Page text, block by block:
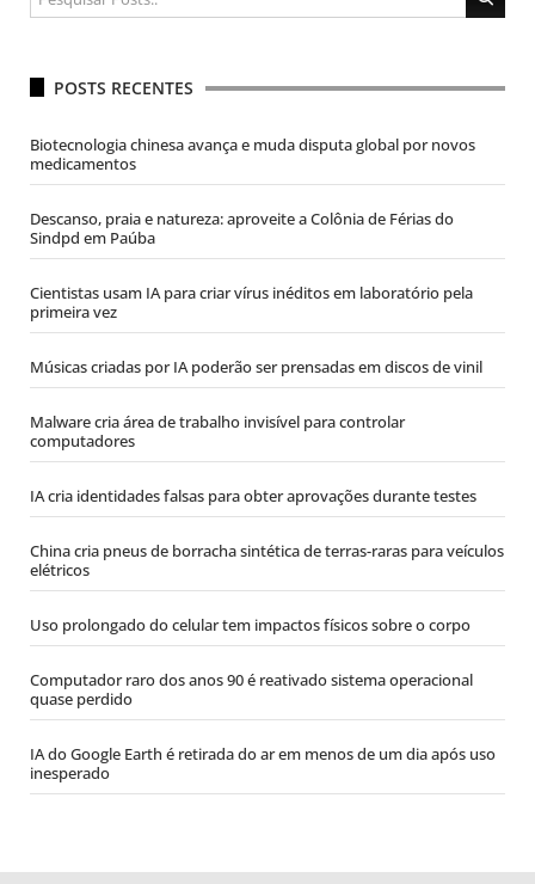
POSTS RECENTES
Biotecnologia chinesa avança e muda disputa global por novos
medicamentos
Descanso, praia e natureza: aproveite a Colônia de Férias do
Sindpd em Paúba
Cientistas usam IA para criar vírus inéditos em laboratório pela
primeira vez
Músicas criadas por IA poderão ser prensadas em discos de vinil
Malware cria área de trabalho invisível para controlar
computadores
IA cria identidades falsas para obter aprovações durante testes
China cria pneus de borracha sintética de terras-raras para veículos
elétricos
Uso prolongado do celular tem impactos físicos sobre o corpo
Computador raro dos anos 90 é reativado sistema operacional
quase perdido
IA do Google Earth é retirada do ar em menos de um dia após uso
inesperado